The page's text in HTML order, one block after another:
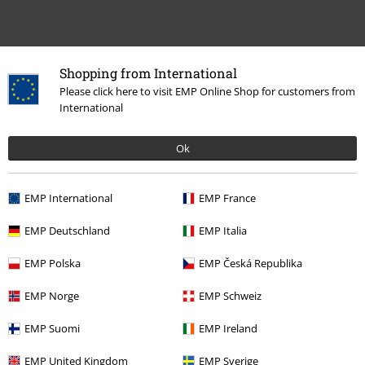
Shopping from International
Please click here to visit EMP Online Shop for customers from
International
Ok
EMP International EMP France
EMP Deutschland EMP Italia
EMP Polska EMP Česká Republika
EMP Norge EMP Schweiz
EMP Suomi EMP Ireland
EMP United Kingdom EMP Sverige
168:-